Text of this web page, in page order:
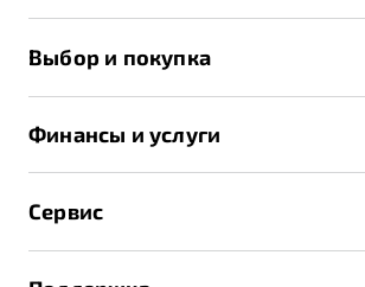
X70
Выбор и покупка
Спецпредложения и Акции
Записаться на тест-драйв
Получить предложение
Финансы и услуги
Трейд-ин
Страхование
Сервис